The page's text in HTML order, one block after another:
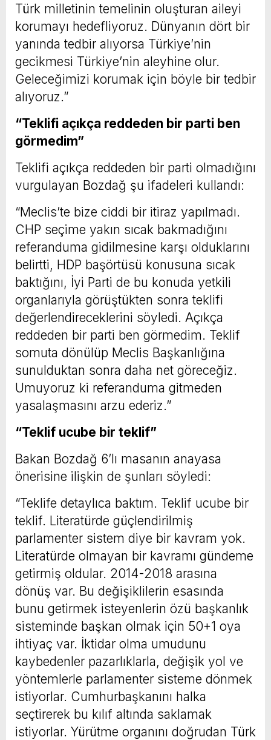
Türk milletinin temelinin oluşturan aileyi
korumayı hedefliyoruz. Dünyanın dört bir
yanında tedbir alıyorsa Türkiye’nin
gecikmesi Türkiye’nin aleyhine olur.
Geleceğimizi korumak için böyle bir tedbir
alıyoruz.”
“Teklifi açıkça reddeden bir parti ben
görmedim”
Teklifi açıkça reddeden bir parti olmadığını
vurgulayan Bozdağ şu ifadeleri kullandı:
“Meclis’te bize ciddi bir itiraz yapılmadı.
CHP seçime yakın sıcak bakmadığını
referanduma gidilmesine karşı olduklarını
belirtti, HDP başörtüsü konusuna sıcak
baktığını, İyi Parti de bu konuda yetkili
organlarıyla görüştükten sonra teklifi
değerlendireceklerini söyledi. Açıkça
reddeden bir parti ben görmedim. Teklif
somuta dönülüp Meclis Başkanlığına
sunulduktan sonra daha net göreceğiz.
Umuyoruz ki referanduma gitmeden
yasalaşmasını arzu ederiz.”
“Teklif ucube bir teklif”
Bakan Bozdağ 6’lı masanın anayasa
önerisine ilişkin de şunları söyledi:
“Teklife detaylıca baktım. Teklif ucube bir
teklif. Literatürde güçlendirilmiş
parlamenter sistem diye bir kavram yok.
Literatürde olmayan bir kavramı gündeme
getirmiş oldular. 2014-2018 arasına
dönüş var. Bu değişiklilerin esasında
bunu getirmek isteyenlerin özü başkanlık
sisteminde başkan olmak için 50+1 oya
ihtiyaç var. İktidar olma umudunu
kaybedenler pazarlıklarla, değişik yol ve
yöntemlerle parlamenter sisteme dönmek
istiyorlar. Cumhurbaşkanını halka
seçtirerek bu kılıf altında saklamak
istiyorlar. Yürütme organını doğrudan Türk